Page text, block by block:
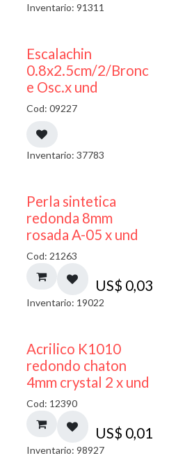
Inventario: 91311
Escalachin
0.8x2.5cm/2/Bronc
e Osc.x und
Cod: 09227
Inventario: 37783
Perla sintetica
redonda 8mm
rosada A-05 x und
Cod: 21263
US$ 0,03
Inventario: 19022
50% DESCUENTO
Acrilico K1010
redondo chaton
4mm crystal 2 x und
Cod: 12390
US$ 0,01
Inventario: 98927